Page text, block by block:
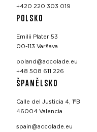
+420 220 303 019
POLSKO
Emilii Plater 53
00-113 Varšava
poland@accolade.eu
+48 508 611 226
ŠPANĚLSKO
Calle del Justicia 4, 1ºB
46004 Valencia
spain@accolade.eu